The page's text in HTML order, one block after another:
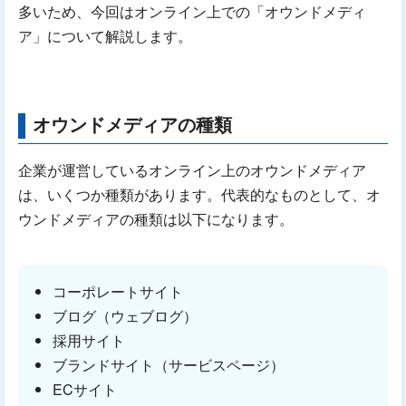
多いため、今回はオンライン上での「オウンドメディ
ア」について解説します。
オウンドメディアの種類
企業が運営しているオンライン上のオウンドメディア
は、いくつか種類があります。代表的なものとして、オ
ウンドメディアの種類は以下になります。
コーポレートサイト
ブログ（ウェブログ）
採用サイト
ブランドサイト（サービスページ）
ECサイト